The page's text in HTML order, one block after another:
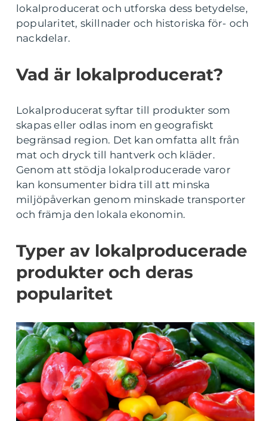
lokalproducerat och utforska dess betydelse,
popularitet, skillnader och historiska för- och
nackdelar.
Vad är lokalproducerat?
Lokalproducerat syftar till produkter som
skapas eller odlas inom en geografiskt
begränsad region. Det kan omfatta allt från
mat och dryck till hantverk och kläder.
Genom att stödja lokalproducerade varor
kan konsumenter bidra till att minska
miljöpåverkan genom minskade transporter
och främja den lokala ekonomin.
Typer av lokalproducerade
produkter och deras
popularitet